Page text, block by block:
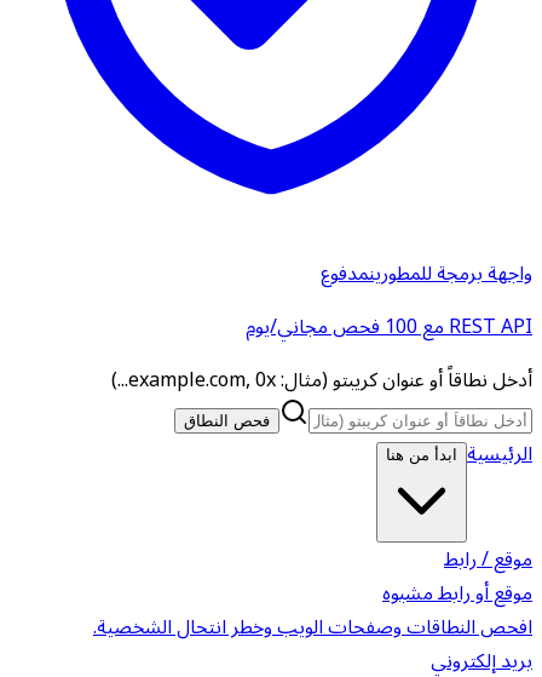
واجهة برمجة للمطورينمدفوع
REST API مع 100 فحص مجاني/يوم
أدخل نطاقاً أو عنوان كريبتو (مثال: example.com, 0x...)
فحص النطاق
الرئيسية ابدأ من هنا
موقع / رابط
موقع أو رابط مشبوه
افحص النطاقات وصفحات الويب وخطر انتحال الشخصية.
بريد إلكتروني